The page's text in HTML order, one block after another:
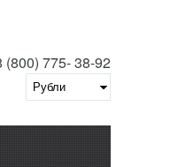
(800) 775- 38-92